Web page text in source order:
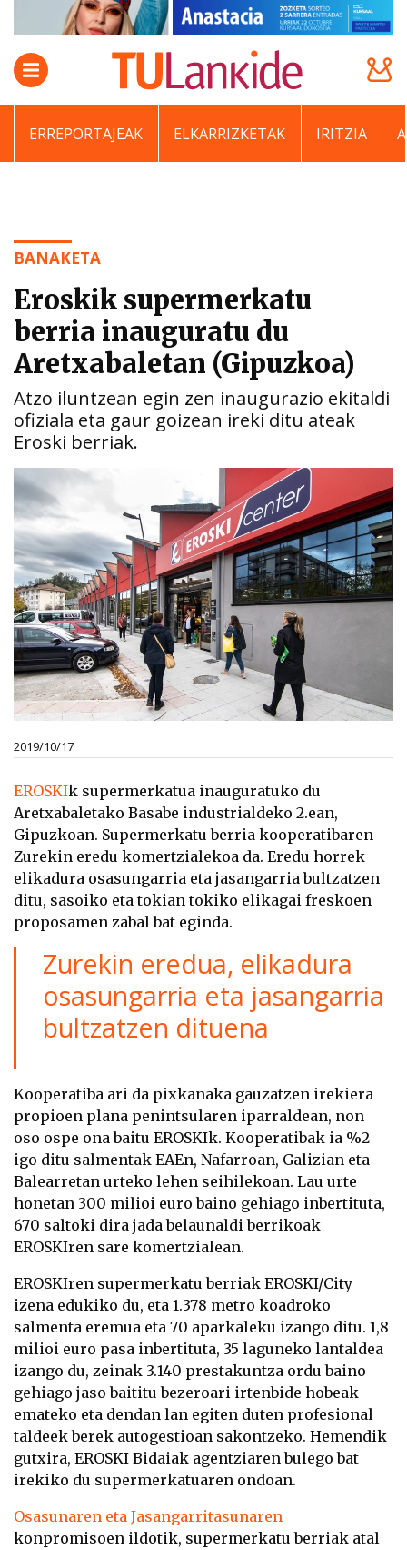
ERREPORTAJEAK ELKARRIZKETAK IRITZIA
BANAKETA
Eroskik supermerkatu
berria inauguratu du
Aretxabaletan (Gipuzkoa)
Atzo iluntzean egin zen inaugurazio ekitaldi
ofiziala eta gaur goizean ireki ditu ateak
Eroski berriak.
2019/10/17
EROSKIk supermerkatua inauguratuko du
Aretxabaletako Basabe industrialdeko 2.ean,
Gipuzkoan. Supermerkatu berria kooperatibaren
Zurekin eredu komertzialekoa da. Eredu horrek
elikadura osasungarria eta jasangarria bultzatzen
ditu, sasoiko eta tokian tokiko elikagai freskoen
proposamen zabal bat eginda.
Zurekin eredua, elikadura
osasungarria eta jasangarria
bultzatzen dituena
Kooperatiba ari da pixkanaka gauzatzen irekiera
propioen plana penintsularen iparraldean, non
oso ospe ona baitu EROSKIk. Kooperatibak ia %2
igo ditu salmentak EAEn, Nafarroan, Galizian eta
Balearretan urteko lehen seihilekoan. Lau urte
honetan 300 milioi euro baino gehiago inbertituta,
670 saltoki dira jada belaunaldi berrikoak
EROSKIren sare komertzialean.
EROSKIren supermerkatu berriak EROSKI/City
izena edukiko du, eta 1.378 metro koadroko
salmenta eremua eta 70 aparkaleku izango ditu. 1,8
milioi euro pasa inbertituta, 35 laguneko lantaldea
izango du, zeinak 3.140 prestakuntza ordu baino
gehiago jaso baititu bezeroari irtenbide hobeak
emateko eta dendan lan egiten duten profesional
taldeek berek autogestioan sakontzeko. Hemendik
gutxira, EROSKI Bidaiak agentziaren bulego bat
irekiko du supermerkatuaren ondoan.
Osasunaren eta Jasangarritasunaren
konpromisoen ildotik, supermerkatu berriak atal